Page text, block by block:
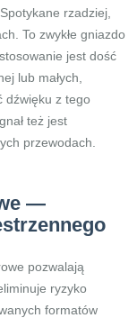
Spotykane rzadziej,
To zwykłe gniazdo
jest dość
lub małych,
dźwięku z tego
też jest
przewodach.
—
pozwalają
ryzyko
formatów